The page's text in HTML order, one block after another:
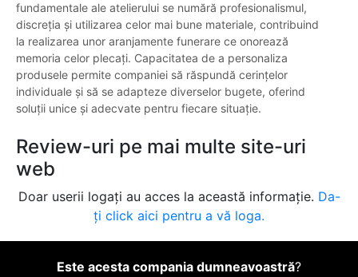
fundamentale ale atelierului se numără profesionalismul,
discreția și utilizarea celor mai bune materiale, contribuind
la realizarea unor aranjamente funerare ce onorează
memoria celor plecați. Capacitatea de a personaliza
produsele permite companiei să răspundă cerințelor
individuale și să se adapteze diverselor bugete, oferind
soluții unice și adecvate pentru fiecare situație.
Review-uri pe mai multe site-uri
web
Doar userii logați au acces la această informație. Da-
ți click aici pentru a vă loga.
Este acesta compania dumneavoastră?